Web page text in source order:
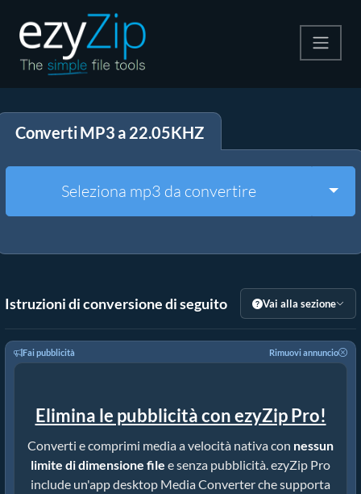
Decomprimi
Altri strumenti
Converti MP3 a 22.05KHZ
Seleziona mp3 da convertire
Istruzioni di conversione di seguito Vai alla sezione
Fai pubblicità Rimuovi annuncio
Elimina le pubblicità con ezyZip Pro!
Converti e comprimi media a velocità nativa con nessun
limite di dimensione file e senza pubblicità. ezyZip Pro
include un'app desktop Media Converter che supporta